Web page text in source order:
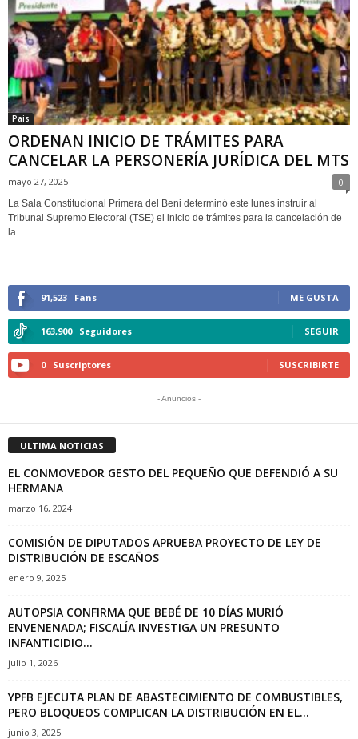
Pais
ORDENAN INICIO DE TRÁMITES PARA
CANCELAR LA PERSONERÍA JURÍDICA DEL MTS
mayo 27, 2025 0
La Sala Constitucional Primera del Beni determinó este lunes instruir al
Tribunal Supremo Electoral (TSE) el inicio de trámites para la cancelación de
la...
91,523 Fans ME GUSTA
163,900 Seguidores SEGUIR
0 Suscriptores SUSCRIBIRTE
- Anuncios -
ULTIMA NOTICIAS
EL CONMOVEDOR GESTO DEL PEQUEÑO QUE DEFENDIÓ A SU
HERMANA
marzo 16, 2024
COMISIÓN DE DIPUTADOS APRUEBA PROYECTO DE LEY DE
DISTRIBUCIÓN DE ESCAÑOS
enero 9, 2025
AUTOPSIA CONFIRMA QUE BEBÉ DE 10 DÍAS MURIÓ
ENVENENADA; FISCALÍA INVESTIGA UN PRESUNTO
INFANTICIDIO...
julio 1, 2026
YPFB EJECUTA PLAN DE ABASTECIMIENTO DE COMBUSTIBLES,
PERO BLOQUEOS COMPLICAN LA DISTRIBUCIÓN EN EL...
junio 3, 2025